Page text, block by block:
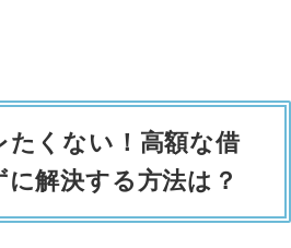
たくない！高額な借
解決する方法は？